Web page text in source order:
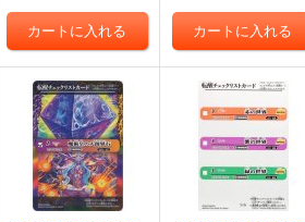
{D07-19}《》